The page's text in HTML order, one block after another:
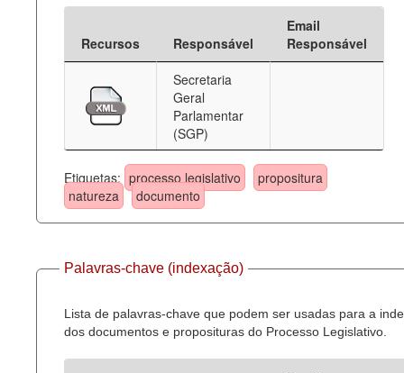
Recursos Responsável
Email
Responsável
Secretaria
Geral
Parlamentar
(SGP)
Etiquetas: processo legislativo
propositura
natureza
documento
Palavras-chave (indexação)
Lista de palavras-chave que podem ser usadas para a
dos documentos e proposituras do Processo Legislativo.